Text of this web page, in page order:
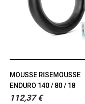
MOUSSE RISEMOUSSE
ENDURO 140 / 80 / 18
112,37 €